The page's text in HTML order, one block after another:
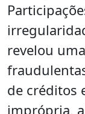
revelou
de créditos
imprópria,